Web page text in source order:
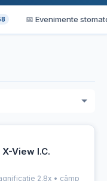
📅 Evenimente
View I.C.
2.8x • câmp